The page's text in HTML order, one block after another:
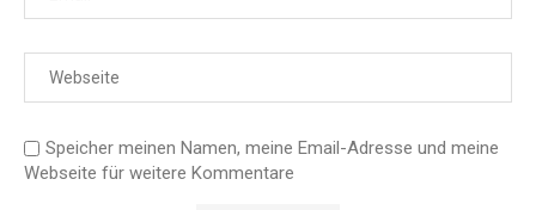
Speicher meinen Namen, meine Email-Adresse und meine
Webseite für weitere Kommentare